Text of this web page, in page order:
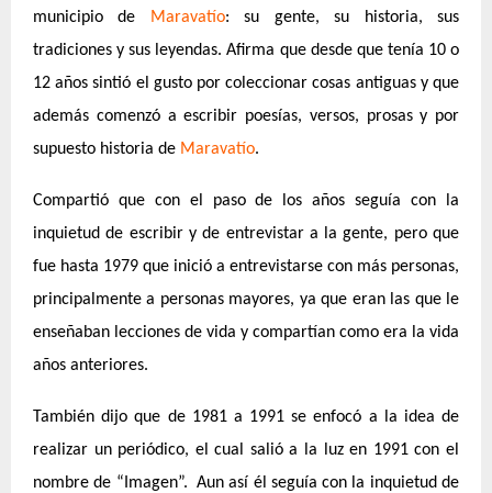
municipio de
Maravatío: su gente, su historia, sus
tradiciones y sus leyendas. Afirma que desde que tenía 10 o
12 años sintió el gusto por coleccionar cosas antiguas y que
además comenzó a escribir poesías, versos, prosas y por
supuesto historia de Maravatío.
Compartió que con el paso de los años seguía con la
inquietud de escribir y de entrevistar a la gente, pero que
fue hasta 1979 que inició a entrevistarse con más personas,
principalmente a personas mayores, ya que eran las que le
enseñaban lecciones de vida y compartían como era la vida
años anteriores.
También dijo que de 1981 a 1991 se enfocó a la idea de
realizar un periódico, el cual salió a la luz en 1991 con el
nombre de “Imagen”. Aun así él seguía con la inquietud de